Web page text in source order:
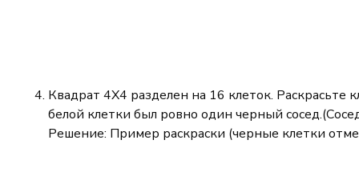
Квадрат 4X4 разделен на 16 клеток.
белой клетки был ровно один черный
Решение: Пример раскраски (черные клетки